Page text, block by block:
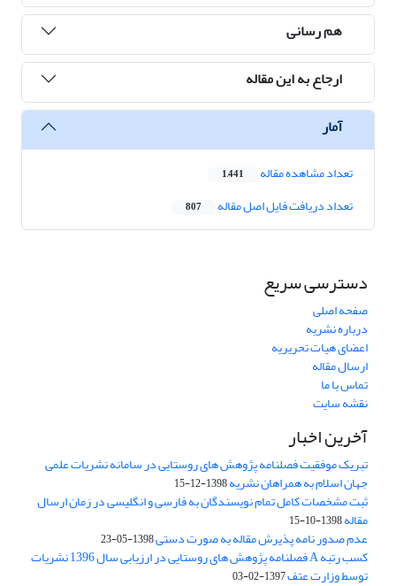
هم رسانی
ارجاع به این مقاله
آمار
تعداد مشاهده مقاله 1,441
تعداد دریافت فایل اصل مقاله 807
دسترسی سریع
صفحه اصلی
درباره نشریه
اعضای هیات تحریریه
ارسال مقاله
تماس با ما
نقشه سایت
آخرین اخبار
تبریک موفقیت فصلنامه پژوهش های روستایی در سامانه نشریات علمی
جهان اسلام به همراهان نشریه1398-12-15
ثبت مشخصات کامل تمام نویسندگان به فارسی و انگلیسی در زمان ارسال
مقاله1398-10-15
عدم صدور نامه پذیرش مقاله به صورت دستی1398-05-23
کسب رتبه A فصلنامه پژوهش های روستایی در ارزیابی سال 1396 نشریات
توسط وزارت عتف1397-02-03